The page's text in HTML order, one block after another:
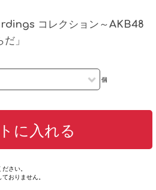
コレクション～AKB48
」
個
に入れる
さい。
おりません。